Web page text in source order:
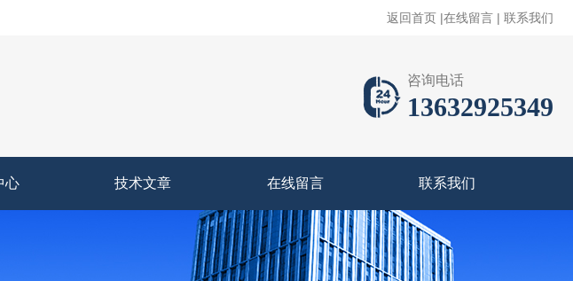
返回首页 |在线留言 | 联系我们
咨询电话
13632925349
心 技术文章 在线留言 联系我们